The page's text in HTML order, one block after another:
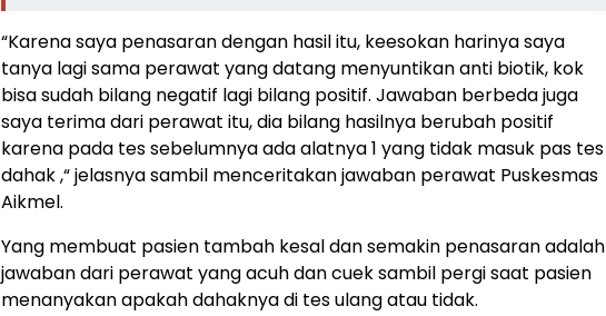
“Karena saya penasaran dengan hasil itu, keesokan harinya saya
tanya lagi sama perawat yang datang menyuntikan anti biotik, kok
bisa sudah bilang negatif lagi bilang positif. Jawaban berbeda juga
saya terima dari perawat itu, dia bilang hasilnya berubah positif
karena pada tes sebelumnya ada alatnya 1 yang tidak masuk pas tes
dahak ,“ jelasnya sambil menceritakan jawaban perawat Puskesmas
Aikmel.
Yang membuat pasien tambah kesal dan semakin penasaran adalah
jawaban dari perawat yang acuh dan cuek sambil pergi saat pasien
menanyakan apakah dahaknya di tes ulang atau tidak.